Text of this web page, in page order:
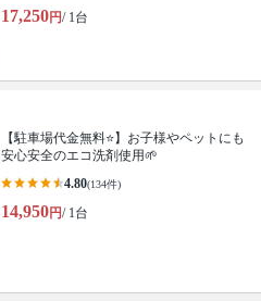
17,250円/ 1台
【駐車場代金無料⭐️】お子様やペットにも
安心安全のエコ洗剤使用🌱
4.80(134件)
14,950円/ 1台